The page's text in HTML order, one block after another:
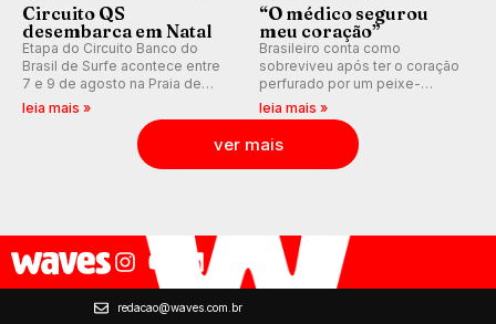
Circuito QS
desembarca em Natal
Etapa do Circuito Banco do
Brasil de Surfe acontece entre
7 e 9 de agosto na Praia de
Miami (RN), em disputas
válidas pelo Qualifying Series
(QS) 4.000 e pela corrida por
vagas no Challenger Series.
leia mais »
“O médico segurou
meu coração”
Brasileiro conta como
sobreviveu após ter o coração
perfurado por um peixe-
agulha enquanto surfava na
Costa Rica.
leia mais »
ver mais
redacao@waves.com.br